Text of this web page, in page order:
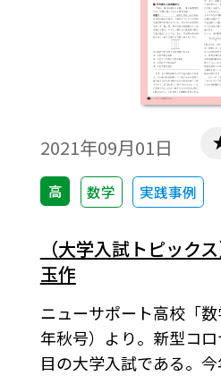
2021年09月01日
高 数学 実践事例
（大学入試トピック
玉作
ニューサポート高校「
年秋号）より。新型コ
目の大学入試である。